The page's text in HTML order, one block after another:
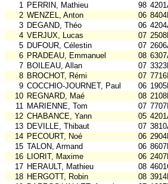
1 PERRIN, Mathieu 98
2 WENZEL, Anton 06
3 DEGAND, Théo 06
4 VERJUX, Lucas 07
5 DUFOUR, Célestin 07
6 PRADEAU, Emmanuel 08
7 BOILEAU, Allan 07
8 BROCHOT, Rémi 07
9 COCCHIO-JOURNET, Paul 06
10 REGNARD, Maé 08
11 MARIENNE, Tom 07
12 CHABANCE, Yann 05
13 DEVILLE, Thibaut 07
14 PECOURT, Noé 06
15 TALON, Armand 06
16 LIORIT, Maxime 06
17 HERAULT, Mathieu 08
18 HERGOTT, Robin 08